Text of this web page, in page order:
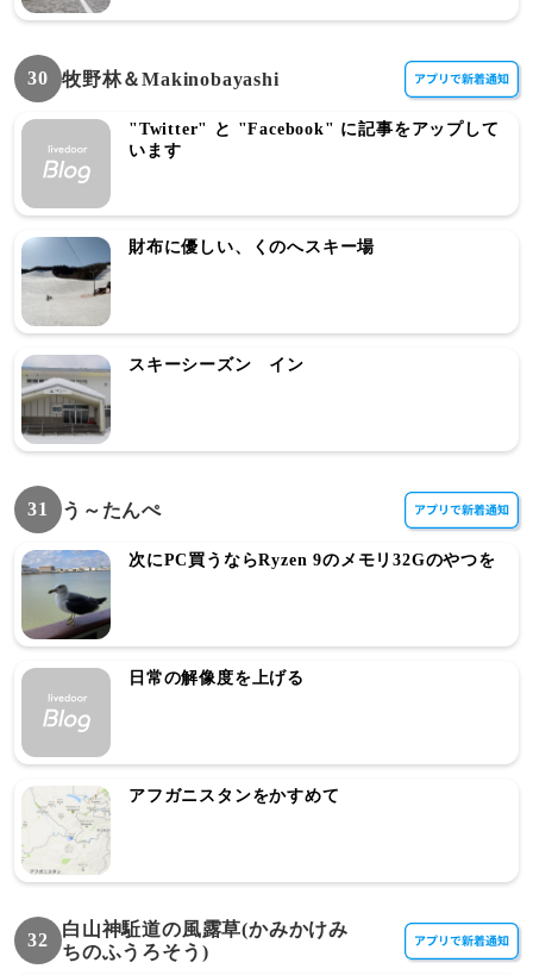
30 牧野林＆Makinobayashi
"Twitter" と "Facebook" に記事をアップして
います
財布に優しい、くのへスキー場
スキーシーズン イン
31 う～たんぺ
次にPC買うならRyzen 9のメモリ32Gのやつを
日常の解像度を上げる
アフガニスタンをかすめて
32
白山神駈道の風露草(かみかけみ
ちのふうろそう)